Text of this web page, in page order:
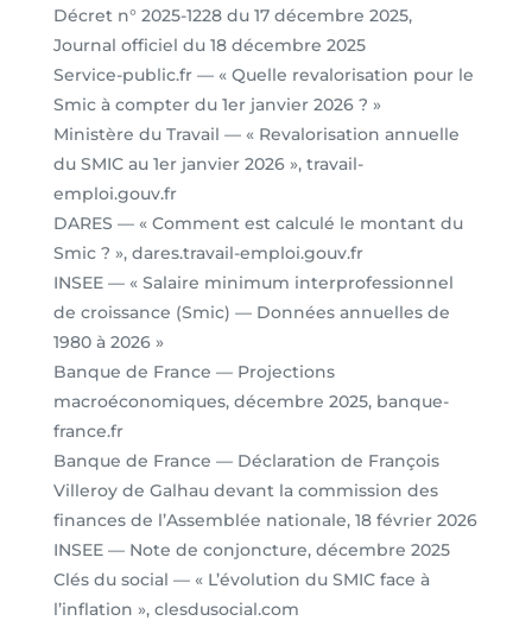
Décret n° 2025-1228 du 17 décembre 2025,
Journal officiel du 18 décembre 2025
Service-public.fr — « Quelle revalorisation pour le
Smic à compter du 1er janvier 2026 ? »
Ministère du Travail — « Revalorisation annuelle
du SMIC au 1er janvier 2026 », travail-
emploi.gouv.fr
DARES — « Comment est calculé le montant du
Smic ? », dares.travail-emploi.gouv.fr
INSEE — « Salaire minimum interprofessionnel
de croissance (Smic) — Données annuelles de
1980 à 2026 »
Banque de France — Projections
macroéconomiques, décembre 2025, banque-
france.fr
Banque de France — Déclaration de François
Villeroy de Galhau devant la commission des
finances de l’Assemblée nationale, 18 février 2026
INSEE — Note de conjoncture, décembre 2025
Clés du social — « L’évolution du SMIC face à
l’inflation », clesdusocial.com